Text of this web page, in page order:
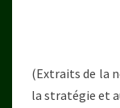
(Extraits de la
la stratégie et